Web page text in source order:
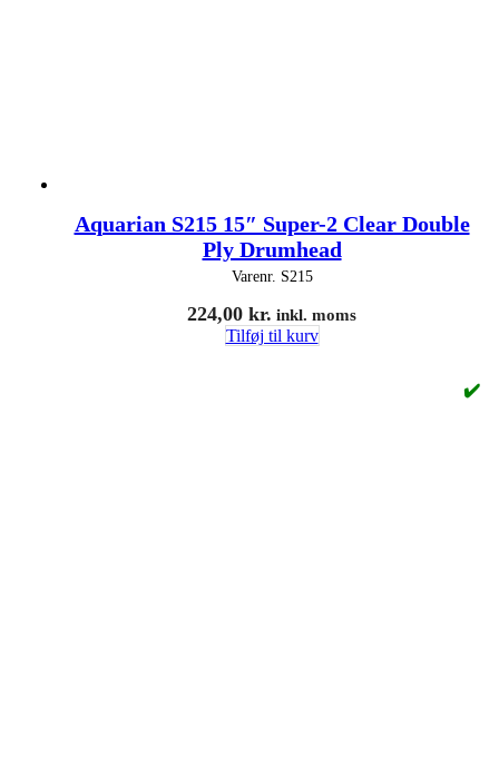
Aquarian S215 15″ Super-2 Clear Double
Ply Drumhead
Varenr. S215
224,00 kr. inkl. moms
Tilføj til kurv
✔️